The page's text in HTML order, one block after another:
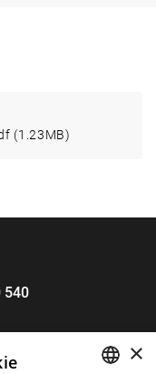
(1.23MB)
540
×